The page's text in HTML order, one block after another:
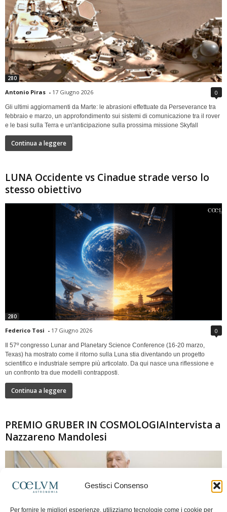
Gestisci Consenso
Per fornire le migliori esperienze, utilizziamo tecnologie come i cookie per
280
Antonio Piras - 17 Giugno 2026 0
Gli ultimi aggiornamenti da Marte: le abrasioni effettuate da Perseverance tra
febbraio e marzo, un approfondimento sui sistemi di comunicazione tra il rover
e le basi sulla Terra e un'anticipazione sulla prossima missione Skyfall
Continua a leggere
LUNA Occidente vs Cinadue strade verso lo
stesso obiettivo
280
Federico Tosi - 17 Giugno 2026 0
Il 57º congresso Lunar and Planetary Science Conference (16-20 marzo,
Texas) ha mostrato come il ritorno sulla Luna stia diventando un progetto
scientifico e industriale sempre più articolato. Da qui nasce una riflessione e
un confronto tra due modelli contrapposti.
Continua a leggere
PREMIO GRUBER IN COSMOLOGIAIntervista a
Nazzareno Mandolesi